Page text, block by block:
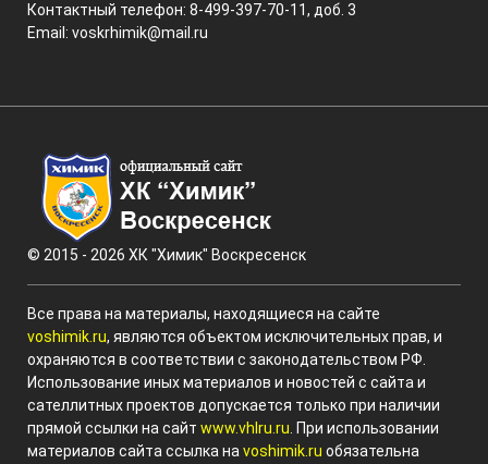
Контактный телефон: 8-499-397-70-11, доб. 3
Email: voskrhimik@mail.ru
© 2015 - 2026 ХК "Химик" Воскресенск
Все права на материалы, находящиеся на сайте
voshimik.ru, являются объектом исключительных прав, и
охраняются в соответствии с законодательством РФ.
Использование иных материалов и новостей с сайта и
сателлитных проектов допускается только при наличии
прямой ссылки на сайт www.vhlru.ru . При использовании
материалов сайта ссылка на voshimik.ru обязательна